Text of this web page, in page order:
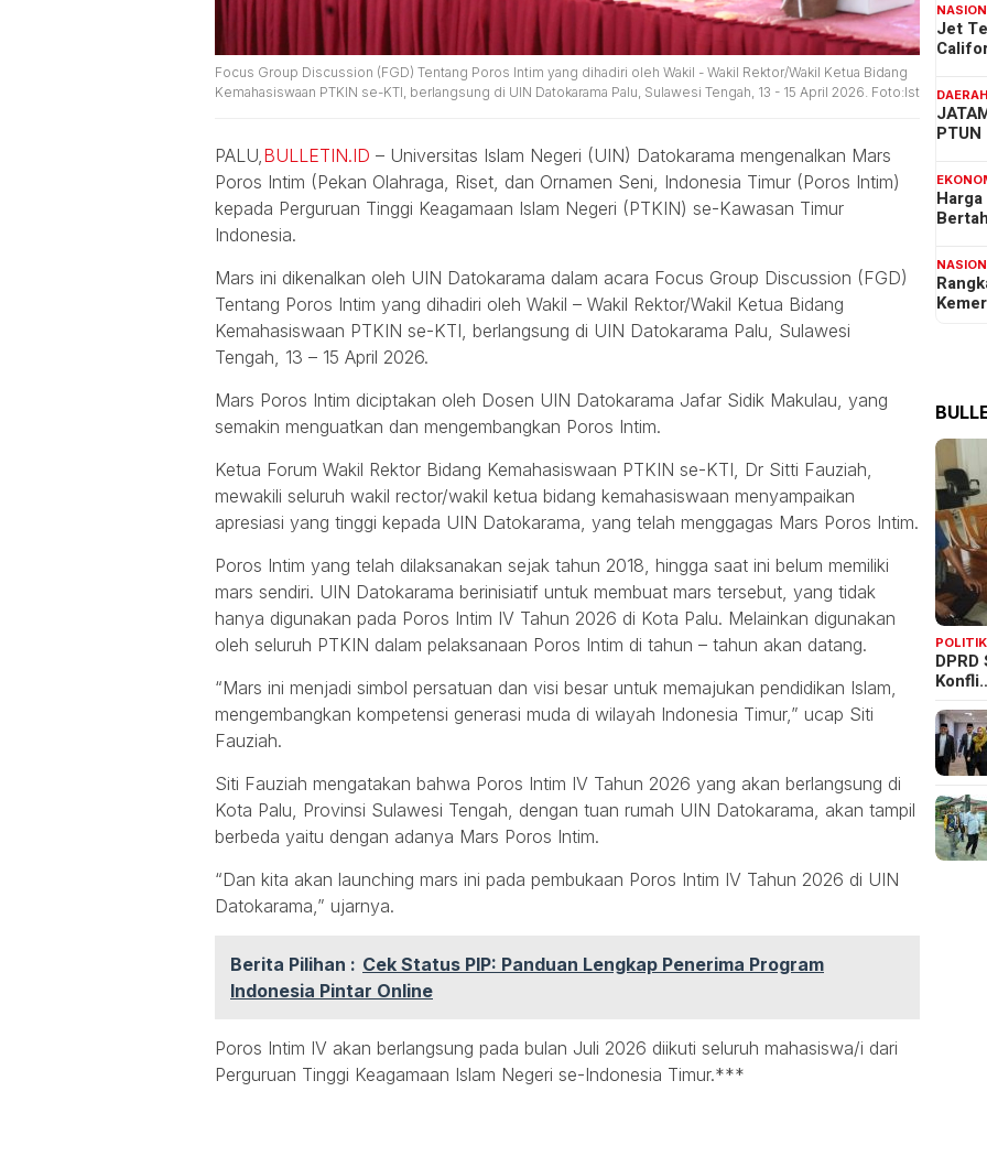
Focus Group Discussion (FGD) Tentang Poros Intim yang dihadiri oleh Wakil - Wakil Rektor/Wakil Ketua Bidang
Kemahasiswaan PTKIN se-KTI, berlangsung di UIN Datokarama Palu, Sulawesi Tengah, 13 - 15 April 2026. Foto:Ist
PALU, BULLETIN.ID – Universitas Islam Negeri (UIN) Datokarama mengenalkan Mars
Poros Intim (Pekan Olahraga, Riset, dan Ornamen Seni, Indonesia Timur (Poros Intim)
kepada Perguruan Tinggi Keagamaan Islam Negeri (PTKIN) se-Kawasan Timur
Indonesia.
Mars ini dikenalkan oleh UIN Datokarama dalam acara Focus Group Discussion (FGD)
Tentang Poros Intim yang dihadiri oleh Wakil – Wakil Rektor/Wakil Ketua Bidang
Kemahasiswaan PTKIN se-KTI, berlangsung di UIN Datokarama Palu, Sulawesi
Tengah, 13 – 15 April 2026.
Mars Poros Intim diciptakan oleh Dosen UIN Datokarama Jafar Sidik Makulau, yang
semakin menguatkan dan mengembangkan Poros Intim.
Ketua Forum Wakil Rektor Bidang Kemahasiswaan PTKIN se-KTI, Dr Sitti Fauziah,
mewakili seluruh wakil rector/wakil ketua bidang kemahasiswaan menyampaikan
apresiasi yang tinggi kepada UIN Datokarama, yang telah menggagas Mars Poros Intim.
Poros Intim yang telah dilaksanakan sejak tahun 2018, hingga saat ini belum memiliki
mars sendiri. UIN Datokarama berinisiatif untuk membuat mars tersebut, yang tidak
hanya digunakan pada Poros Intim IV Tahun 2026 di Kota Palu. Melainkan digunakan
oleh seluruh PTKIN dalam pelaksanaan Poros Intim di tahun – tahun akan datang.
“Mars ini menjadi simbol persatuan dan visi besar untuk memajukan pendidikan Islam,
mengembangkan kompetensi generasi muda di wilayah Indonesia Timur,” ucap Siti
Fauziah.
Siti Fauziah mengatakan bahwa Poros Intim IV Tahun 2026 yang akan berlangsung di
Kota Palu, Provinsi Sulawesi Tengah, dengan tuan rumah UIN Datokarama, akan tampil
berbeda yaitu dengan adanya Mars Poros Intim.
“Dan kita akan launching mars ini pada pembukaan Poros Intim IV Tahun 2026 di UIN
Datokarama,” ujarnya.
Berita Pilihan : Cek Status PIP: Panduan Lengkap Penerima Program
Indonesia Pintar Online
Poros Intim IV akan berlangsung pada bulan Juli 2026 diikuti seluruh mahasiswa/i dari
Perguruan Tinggi Keagamaan Islam Negeri se-Indonesia Timur.***
Jet
POLITIK